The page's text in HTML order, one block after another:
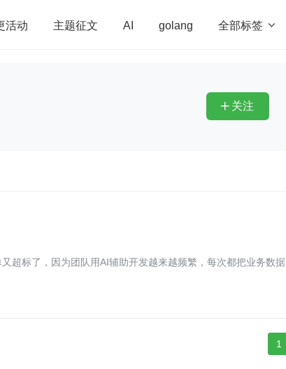
活动 主题征文 AI golang 全部标签 
redis
 关注
超标了，因为团队用AI辅助开发越来越频繁，每次都把业务数据
1